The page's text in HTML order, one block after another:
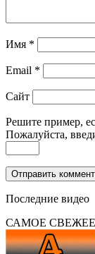
Имя *
Email *
Сайт
Решите пример,
Пожалуйста,
Последние видео
САМОЕ